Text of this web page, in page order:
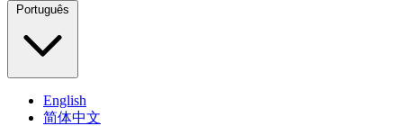
Português
English
简体中文